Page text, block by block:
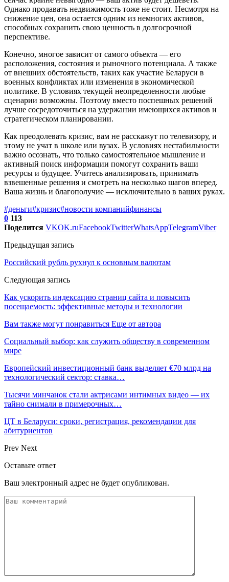
Однако продавать недвижимость тоже не стоит. Несмотря на
снижение цен, она остается одним из немногих активов,
способных сохранить свою ценность в долгосрочной
перспективе.
Конечно, многое зависит от самого объекта — его
расположения, состояния и рыночного потенциала. А также
от внешних обстоятельств, таких как участие Беларуси в
военных конфликтах или изменения в экономической
политике. В условиях текущей неопределенности любые
сценарии возможны. Поэтому вместо поспешных решений
лучше сосредоточиться на удержании имеющихся активов и
стратегическом планировании.
Как преодолевать кризис, вам не расскажут по телевизору, и
этому не учат в школе или вузах. В условиях нестабильности
важно осознать, что только самостоятельное мышление и
активный поиск информации помогут сохранить ваши
ресурсы и будущее. Учитесь анализировать, принимать
взвешенные решения и смотреть на несколько шагов вперед.
Ваша жизнь и благополучие — исключительно в ваших руках.
#деньги#кризис#новости компанийфинансы
0 113
Поделится VKOK.ruFacebookTwitterWhatsAppTelegramViber
Предыдущая запись
Российский рубль рухнул к основным валютам
Следующая запись
Как ускорить индексацию страниц сайта и повысить
посещаемость: эффективные методы и технологии
Вам также могут понравиться Еще от автора
Социальный выбор: как служить обществу в современном
мире
Европейский инвестиционный банк выделяет €70 млрд на
технологический сектор: ставка…
Тысячи минчанок стали актрисами интимных видео — их
тайно снимали в примерочных…
ЦТ в Беларуси: сроки, регистрация, рекомендации для
абитуриентов
Prev Next
Оставьте ответ
Ваш электронный адрес не будет опубликован.